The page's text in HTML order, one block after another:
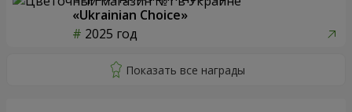
«Ukrainian Choice»
2025 год